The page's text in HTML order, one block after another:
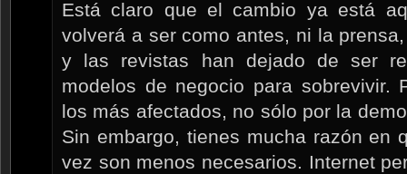
Está claro que el cambio ya está
volverá a ser como antes, ni la
y las revistas han dejado de ser
modelos de negocio para sobrevivir.
los más afectados, no sólo por la
Sin embargo, tienes mucha razón en
vez son menos necesarios. Internet